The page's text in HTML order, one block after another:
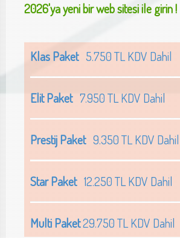
2026'ya yeni bir web sitesi ile girin !
Klas Paket5.750 TL KDV Dahil
Elit Paket7.950 TL KDV Dahil
Prestij Paket9.350 TL KDV Dahil
Star Paket12.250 TL KDV Dahil
Multi Paket29.750 TL KDV Dahil